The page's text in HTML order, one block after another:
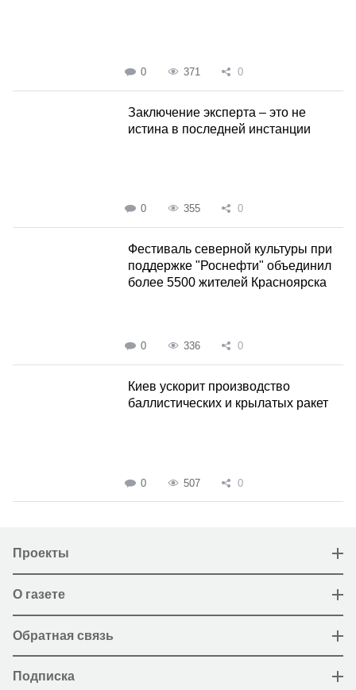
0 371 0
Заключение эксперта – это не
истина в последней инстанции
0 355 0
Фестиваль северной культуры при
поддержке "Роснефти" объединил
более 5500 жителей Красноярска
0 336 0
Киев ускорит производство
баллистических и крылатых ракет
0 507 0
Проекты
О газете
Обратная связь
Подписка